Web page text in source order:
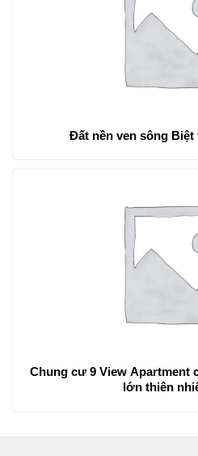
Chung cư 9 View Apartment
lớn thiên